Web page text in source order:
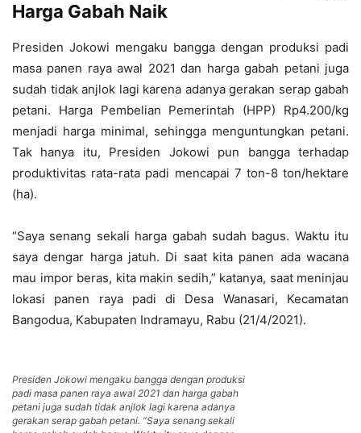
Harga Gabah Naik
Presiden Jokowi mengaku bangga dengan produksi padi
masa panen raya awal 2021 dan harga gabah petani juga
sudah tidak anjlok lagi karena adanya gerakan serap gabah
petani. Harga Pembelian Pemerintah (HPP) Rp4.200/kg
menjadi harga minimal, sehingga menguntungkan petani.
Tak hanya itu, Presiden Jokowi pun bangga terhadap
produktivitas rata-rata padi mencapai 7 ton-8 ton/hektare
(ha).
“Saya senang sekali harga gabah sudah bagus. Waktu itu
saya dengar harga jatuh. Di saat kita panen ada wacana
mau impor beras, kita makin sedih,” katanya, saat meninjau
lokasi panen raya padi di Desa Wanasari, Kecamatan
Bangodua, Kabupaten Indramayu, Rabu (21/4/2021).
Presiden Jokowi mengaku bangga dengan produksi
padi masa panen raya awal 2021 dan harga gabah
petani juga sudah tidak anjlok lagi karena adanya
gerakan serap gabah petani. “Saya senang sekali